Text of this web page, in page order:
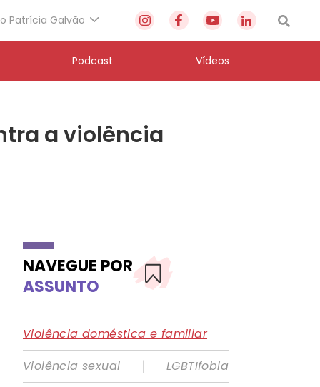
Patrícia Galvão
Podcast Vídeos
a violência
NAVEGUE POR
ASSUNTO
Violência doméstica e familiar
Violência sexual
|
LGBTIfobia